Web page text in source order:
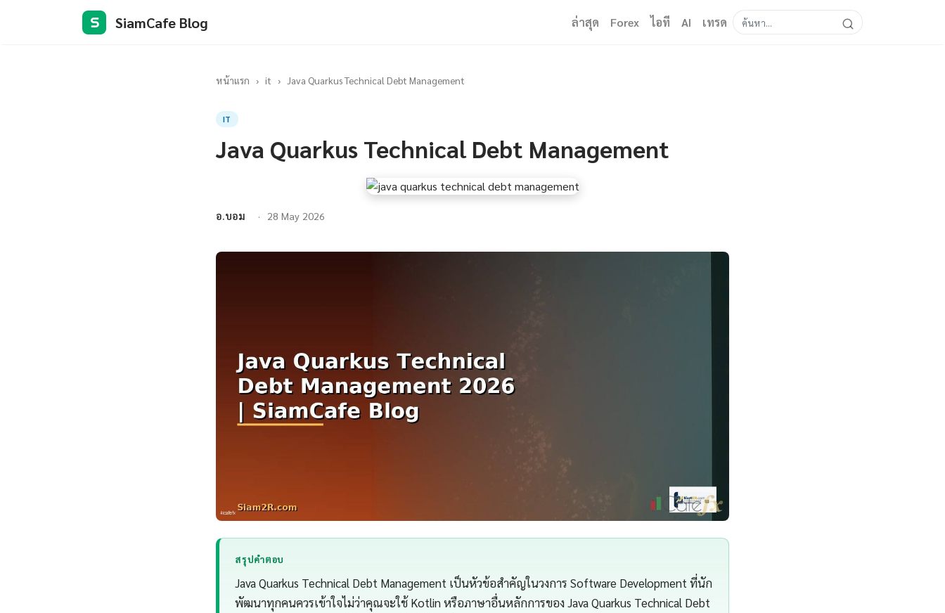
S SiamCafe Blog ล่าสุด Forex ไอที AI เทรด
หน้าแรก › it › Java Quarkus Technical Debt Management
IT
Java Quarkus Technical Debt Management
อ.บอม 28 May 2026
สรุปคำตอบ
Java Quarkus Technical Debt Management เป็นหัวข้อสำคัญในวงการ Software Development ที่นัก
พัฒนาทุกคนควรเข้าใจไม่ว่าคุณจะใช้ Kotlin หรือภาษาอื่นหลักการของ Java Quarkus Technical Debt